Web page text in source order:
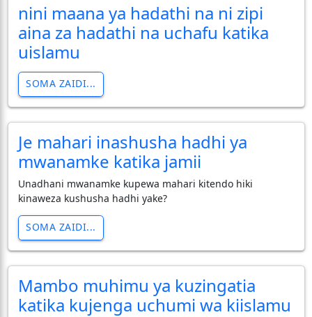
nini maana ya hadathi na ni zipi
aina za hadathi na uchafu katika
uislamu
SOMA ZAIDI...
Je mahari inashusha hadhi ya
mwanamke katika jamii
Unadhani mwanamke kupewa mahari kitendo hiki
kinaweza kushusha hadhi yake?
SOMA ZAIDI...
Mambo muhimu ya kuzingatia
katika kujenga uchumi wa kiislamu